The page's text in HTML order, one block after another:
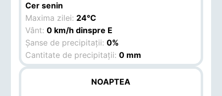
Cer senin
Maxima zilei: 24°C
Vânt:0 km/h dinspre E
Șanse de precipitații:0%
Cantitate de precipitații:0 mm
NOAPTEA